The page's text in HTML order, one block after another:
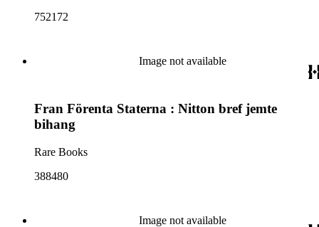
752172
Image not available
Fran Förenta Staterna : Nitton bref jemte
bihang
Rare Books
388480
Image not available